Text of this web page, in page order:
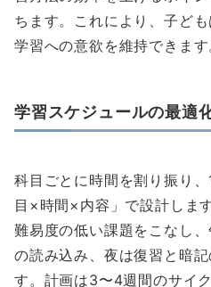
ちます。これにより、子ども
学習への意欲を維持できます
学習スケジュールの最適
科目ごとに時間を割り振り
目×時間×内容」で設計しま
難易度の低い課題をこなし
の読み込み、夜は復習と暗
す。計画は3〜4週間のサイ